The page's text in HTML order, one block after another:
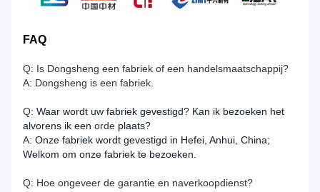
FAQ
Q: Is Dongsheng een fabriek of een handelsmaatschappij?
A: Dongsheng is een fabriek.
Q: Waar wordt uw fabriek gevestigd? Kan ik bezoeken het
alvorens ik een orde plaats?
A: Onze fabriek wordt gevestigd in Hefei, Anhui, China;
Welkom om onze fabriek te bezoeken.
Q: Hoe ongeveer de garantie en naverkoopdienst?